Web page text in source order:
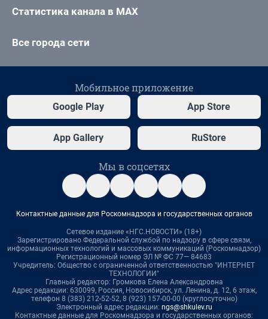
Статистика канала в MAX
Все города сети
Мобильное приложение
Google Play App Store
App Gallery RuStore
Мы в соцсетях
Контактные данные для Роскомнадзора и государственных органов
Сетевое издание «НГС.НОВОСТИ» (18+)
Зарегистрировано Федеральной службой по надзору в сфере связи,
информационных технологий и массовых коммуникаций (Роскомнадзор)
Регистрационный номер ЭЛ № ФС 77— 84683
Учредитель: Общество с ограниченной ответственностью "ИНТЕРНЕТ
ТЕХНОЛОГИИ"
Главный редактор: Громкова Елена Александровна
Адрес редакции: 630099, Россия, Новосибирск, ул. Ленина, д. 12, 6 этаж,
телефон 8 (383) 212-52-52, 8 (923) 157-00-00 (круглосуточно)
Электронный адрес редакции: ngs@shkulev.ru
Контактные данные для Роскомнадзора и государственных органов: